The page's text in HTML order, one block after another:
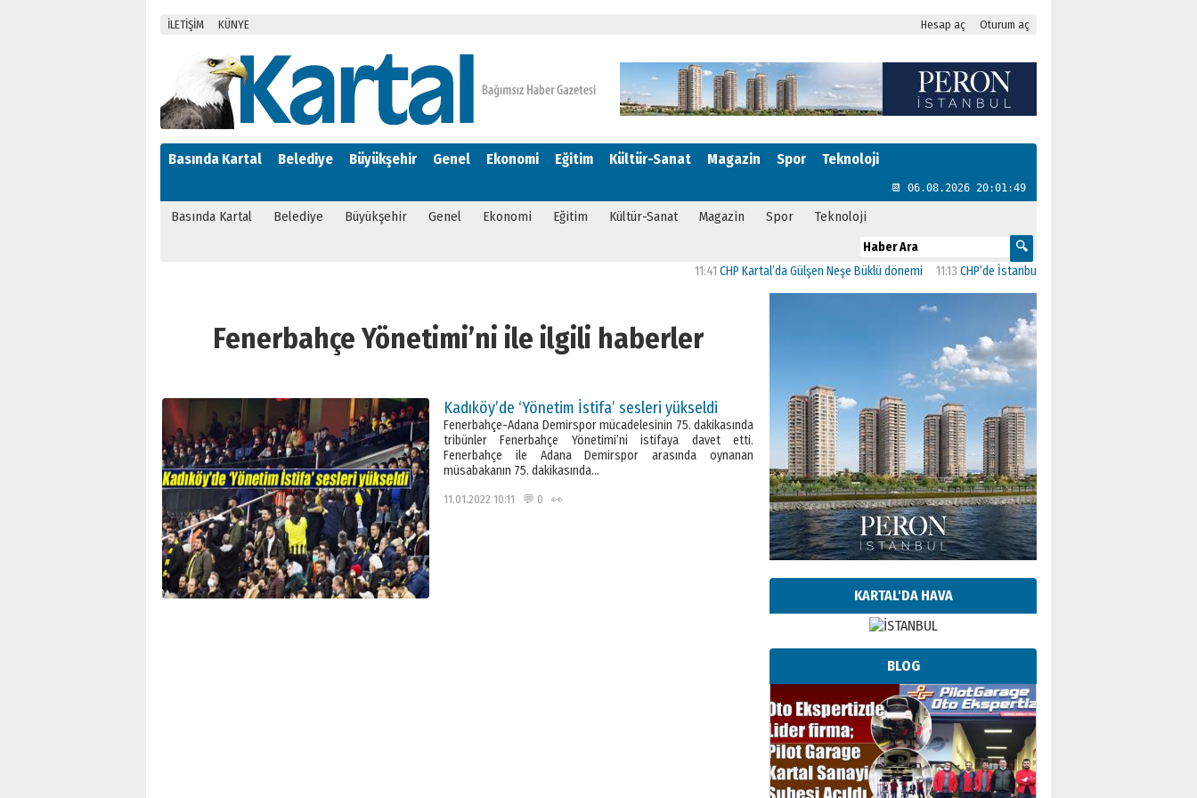
İLETİŞİM KÜNYE Hesap aç Oturum aç
Basında Kartal Belediye Büyükşehir Genel Ekonomi Eğitim Kültür-Sanat Magazin Spor Teknoloji
📆 06.08.2026 20:01:50
Basında Kartal Belediye Büyükşehir Genel Ekonomi Eğitim Kültür-Sanat Magazin Spor Teknoloji
CHP Kartal’da Gülşen Neşe Büklü dönemi 11:13CHP’de İstanbul’daki 23 İlçenin Başkanları Belli Oldu
Fenerbahçe Yönetimi’ni ile ilgili haberler
Kadıköy’de ‘Yönetim İstifa’ sesleri yükseldi
Fenerbahçe-Adana Demirspor mücadelesinin 75. dakikasında
tribünler Fenerbahçe Yönetimi’ni istifaya davet etti.
Fenerbahçe ile Adana Demirspor arasında oynanan
müsabakanın 75. dakikasında…
11.01.2022 10:11 💬 0 👀
KARTAL'DA HAVA
BLOG